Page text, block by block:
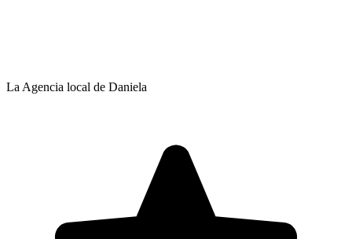
La Agencia local de Daniela